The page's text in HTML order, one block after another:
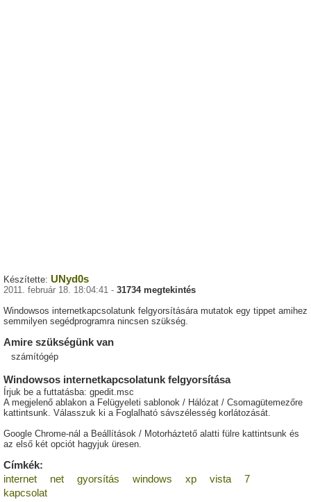
Készítette: UNyd0s
2011. február 18. 18:04:41 - 31734 megtekintés
Windowsos internetkapcsolatunk felgyorsítására mutatok egy tippet amihez
semmilyen segédprogramra nincsen szükség.
Amire szükségünk van
számítógép
Windowsos internetkapcsolatunk felgyorsítása
Írjuk be a futtatásba: gpedit.msc
A megjelenő ablakon a Felügyeleti sablonok / Hálózat / Csomagütemezőre
kattintsunk. Válasszuk ki a Foglalható sávszélesség korlátozását.
Google Chrome-nál a Beállítások / Motorháztető alatti fülre kattintsunk és
az első két opciót hagyjuk üresen.
Címkék:
internet
net gyorsítás windows xp vista
7
kapcsolat